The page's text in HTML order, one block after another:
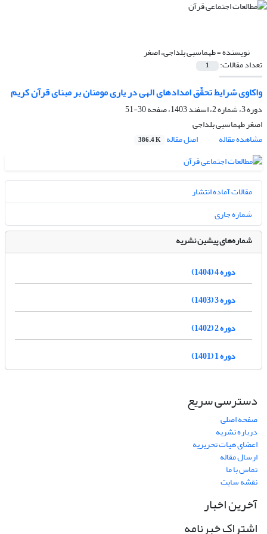
نویسنده =طهماسبی بلداجی، اصغر
تعداد مقالات: 1
واکاوی شرایط تحقّق امدادهای الهی در یاری مومنان بر مبنای قرآن کریم
دوره 3، شماره 2، اسفند 1403، صفحه
30-51
اصغر طهماسبی بلداجی
مشاهده مقاله
اصل مقاله 386.4 K
مقالات آماده انتشار
شماره جاری
شماره‌های پیشین نشریه
دوره 4 (1404)
دوره 3 (1403)
دوره 2 (1402)
دوره 1 (1401)
دسترسی سریع
صفحه اصلی
درباره نشریه
اعضای هیات تحریریه
ارسال مقاله
تماس با ما
نقشه سایت
آخرین اخبار
اشتراک خبرنامه